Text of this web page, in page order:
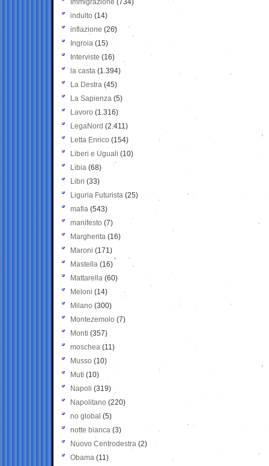
Immigrazione (734)
indulto (14)
inflazione (26)
Ingroia (15)
Interviste (16)
la casta (1.394)
La Destra (45)
La Sapienza (5)
Lavoro (1.316)
LegaNord (2.411)
Letta Enrico (154)
Liberi e Uguali (10)
Libia (68)
Libri (33)
Liguria Futurista (25)
mafia (543)
manifesto (7)
Margherita (16)
Maroni (171)
Mastella (16)
Mattarella (60)
Meloni (14)
Milano (300)
Montezemolo (7)
Monti (357)
moschea (11)
Musso (10)
Muti (10)
Napoli (319)
Napolitano (220)
no global (5)
notte bianca (3)
Nuovo Centrodestra (2)
Obama (11)